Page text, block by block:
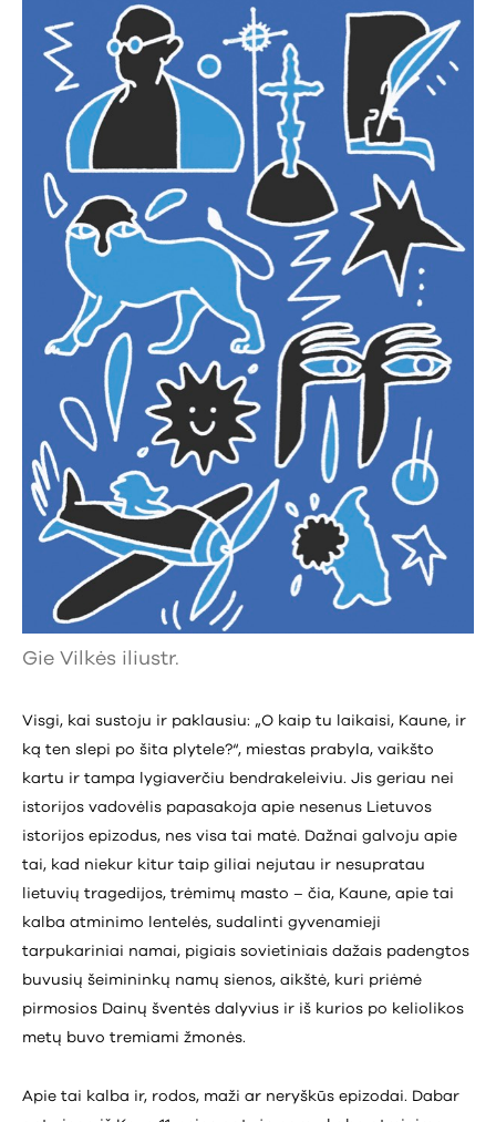
Gie Vilkės iliustr.
Visgi, kai sustoju ir paklausiu: „O kaip tu laikaisi, Kaune, ir
ką ten slepi po šita plytele?“, miestas prabyla, vaikšto
kartu ir tampa lygiaverčiu bendrakeleiviu. Jis geriau nei
istorijos vadovėlis papasakoja apie nesenus Lietuvos
istorijos epizodus, nes visa tai matė. Dažnai galvoju apie
tai, kad niekur kitur taip giliai nejutau ir nesupratau
lietuvių tragedijos, trėmimų masto – čia, Kaune, apie tai
kalba atminimo lentelės, sudalinti gyvenamieji
tarpukariniai namai, pigiais sovietiniais dažais padengtos
buvusių šeimininkų namų sienos, aikštė, kuri priėmė
pirmosios Dainų šventės dalyvius ir iš kurios po keliolikos
metų buvo tremiami žmonės.
Apie tai kalba ir, rodos, maži ar neryškūs epizodai. Dabar